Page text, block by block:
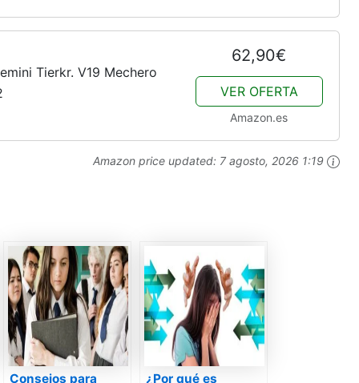
Tierkr. V19 Mechero
62,90€
VER OFERTA
Amazon.es
Amazon price updated: 7 agosto, 2026 1:19
Consejos para ¿Por qué es